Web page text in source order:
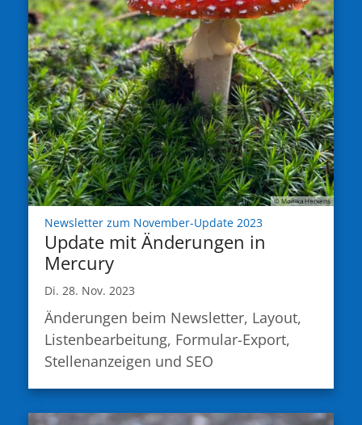
© Monika Herkens
Newsletter zum November-Update 2023:
Update mit Änderungen in
Mercury
Di. 28. Nov. 2023
Änderungen beim Newsletter, Layout,
Listenbearbeitung, Formular-Export,
Stellenanzeigen und SEO